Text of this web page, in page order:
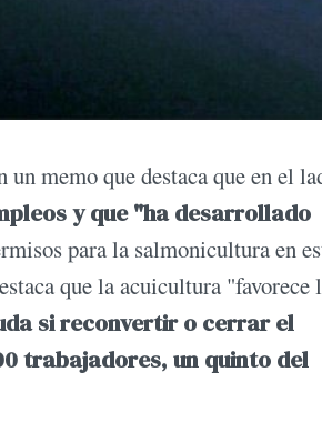
memo que destaca que en el
y que "ha desarrollado
para la salmonicultura en
que la acuicultura "favorece
si reconvertir o cerrar el
trabajadores, un quinto del